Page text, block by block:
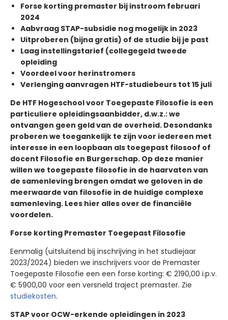
Forse korting premaster bij instroom februari
2024
Aabvraag STAP-subsidie nog mogelijk in 2023
Uitproberen (bijna gratis) of de studie bij je past
Laag instellingstarief (collegegeld tweede
opleiding
Voordeel voor herinstromers
Verlenging aanvragen HTF-studiebeurs tot 15 juli
De HTF Hogeschool voor Toegepaste Filosofie is een
particuliere opleidingsaanbidder, d.w.z.: we
ontvangen geen geld van de overheid. Desondanks
proberen we toegankelijk te zijn voor iedereen met
interesse in een loopbaan als toegepast filosoof of
docent Filosofie en Burgerschap. Op deze manier
willen we toegepaste filosofie in de haarvaten van
de samenleving brengen omdat we geloven in de
meerwaarde van filosofie in de huidige complexe
samenleving. Lees hier alles over de financiële
voordelen.
Forse korting Premaster Toegepast Filosofie
Eenmalig (uitsluitend bij inschrijving in het studiejaar
2023/2024) bieden we inschrijvers voor de Premaster
Toegepaste Filosofie een een forse korting: € 2190,00 i.p.v.
€ 5900,00 voor een versneld traject premaster. Zie
studiekosten.
STAP voor OCW-erkende opleidingen in 2023